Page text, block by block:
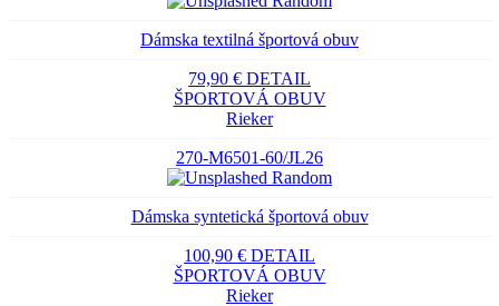
Dámska textilná športová obuv
79,90 € DETAIL
ŠPORTOVÁ OBUV
Rieker
270-M6501-60/JL26
Dámska syntetická športová obuv
100,90 € DETAIL
ŠPORTOVÁ OBUV
Rieker